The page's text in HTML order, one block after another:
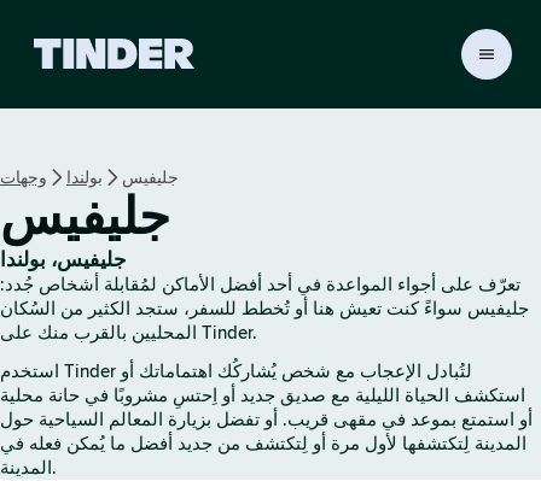
ئ
ي
س
ة
ل
ـ
T
وجهات بولندا جليفيس
جليفيس
جليفيس، بولندا
تعرّف على أجواء المواعدة في أحد أفضل الأماكن لمُقابلة أشخاص جُدد:
جليفيس سواءً كنت تعيش هنا أو تُخطط للسفر، ستجد الكثير من السُكان
المحليين بالقرب منك على Tinder.
استخدم Tinder لتُبادل الإعجاب مع شخص يُشاركُك اهتماماتك أو
استكشف الحياة الليلية مع صديق جديد أو اِحتسِ مشروبًا في حانة محلية
أو استمتع بموعد في مقهى قريب. أو تفضل بزيارة المعالم السياحية حول
المدينة لِتكتشفها لأول مرة أو لِتكتشف من جديد أفضل ما يُمكن فعله في
المدينة.